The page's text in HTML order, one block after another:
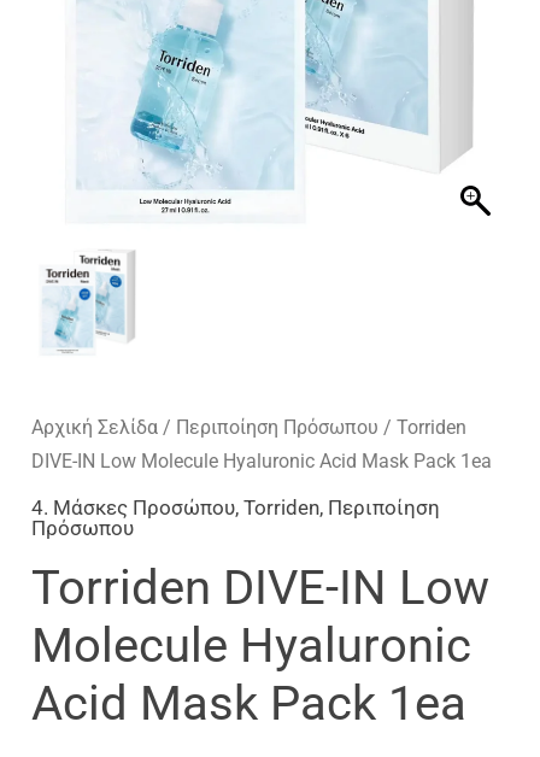
Αρχική Σελίδα / Περιποίηση Πρόσωπου / Torriden
DIVE-IN Low Molecule Hyaluronic Acid Mask Pack 1ea
4. Μάσκες Προσώπου,Torriden, Περιποίηση
Πρόσωπου
Torriden DIVE-IN Low
Molecule Hyaluronic
Acid Mask Pack 1ea